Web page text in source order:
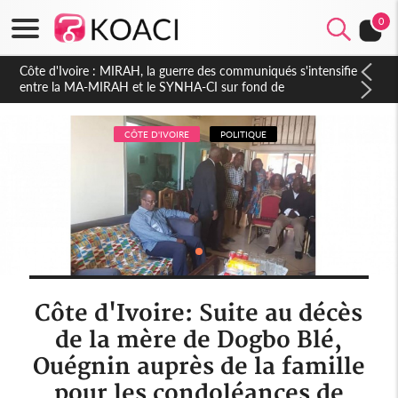
0
Côte d'Ivoire : Indépendance 2026, Thiam plaide pour un
environnement démocratique plus apaisé
CÔTE D'IVOIRE POLITIQUE
Côte d'Ivoire: Suite au décès
de la mère de Dogbo Blé,
Ouégnin auprès de la famille